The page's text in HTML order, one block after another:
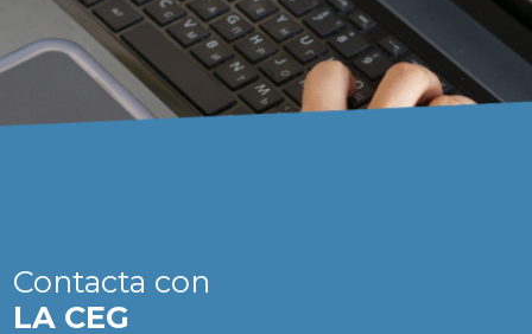
Contacta con
LA CEG